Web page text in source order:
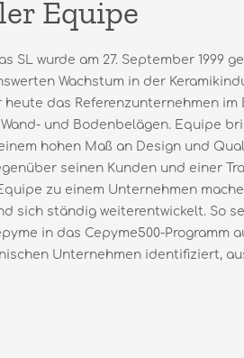
Equipe
SL wurde am 27. September 1999
Wachstum in der
heute das Referenzunternehmen im
und Bodenbelägen. Equipe
hohen Maß an Design und
seinen Kunden und einer
zu einem Unternehmen
sich ständig weiterentwickelt. So
in das Cepyme500-Programm
Unternehmen identifiziert,